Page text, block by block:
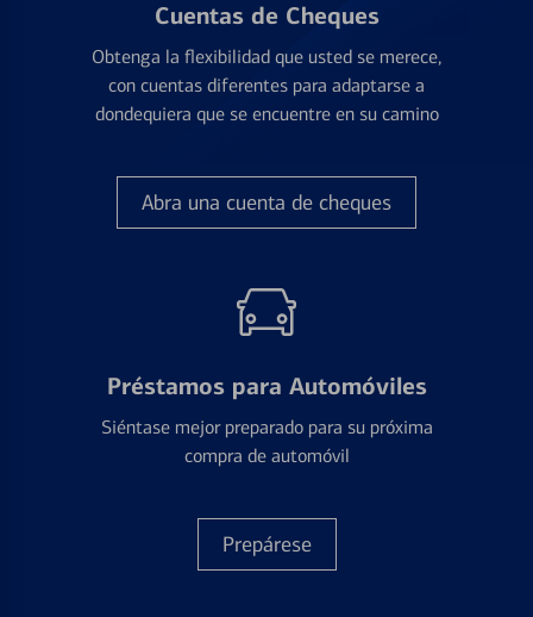
Cuentas de Cheques
Obtenga la flexibilidad que usted se merece,
con cuentas diferentes para adaptarse a
dondequiera que se encuentre en su camino
Abra una cuenta de cheques
Préstamos para Automóviles
Siéntase mejor preparado para su próxima
compra de automóvil
Prepárese